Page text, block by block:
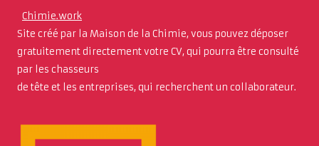
Chimie.work
Site créé par la Maison de la Chimie, vous pouvez déposer
gratuitement directement votre CV, qui pourra être consulté
par les chasseurs
de tête et les entreprises, qui recherchent un collaborateur.